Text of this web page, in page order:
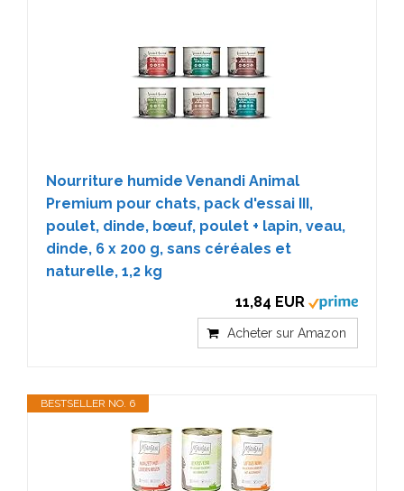
Nourriture humide Venandi Animal
Premium pour chats, pack d'essai III,
poulet, dinde, bœuf, poulet + lapin, veau,
dinde, 6 x 200 g, sans céréales et
naturelle, 1,2 kg
11,84 EUR
Acheter sur Amazon
BESTSELLER NO. 6